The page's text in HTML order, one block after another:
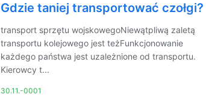
Gdzie taniej transportować czołgi?
transport sprzętu wojskowegoNiewątpliwą zaletą
transportu kolejowego jest teżFunkcjonowanie
każdego państwa jest uzależnione od transportu.
Kierowcy t...
30.11.-0001